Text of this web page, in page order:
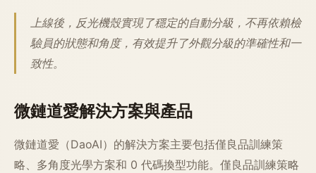
上線後，反光機殼實現了穩定的自動分級，不再依賴檢
驗員的狀態和角度，有效提升了外觀分級的準確性和一
致性。
微鏈道愛解決方案與產品
微鏈道愛（DaoAI）的解決方案主要包括僅良品訓練策
略、多角度光學方案和 0 代碼換型功能。僅良品訓練策略